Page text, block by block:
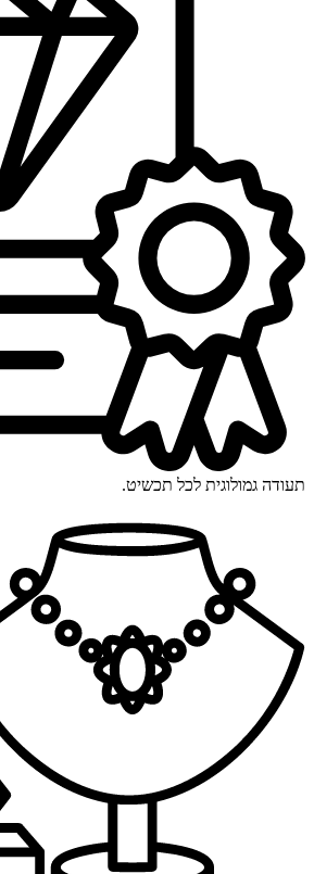
תעודה גמולוגית לכל תכשיט.